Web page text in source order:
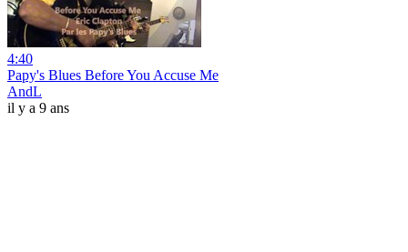
4:40
Papy's Blues Before You Accuse Me
AndL
il y a 9 ans